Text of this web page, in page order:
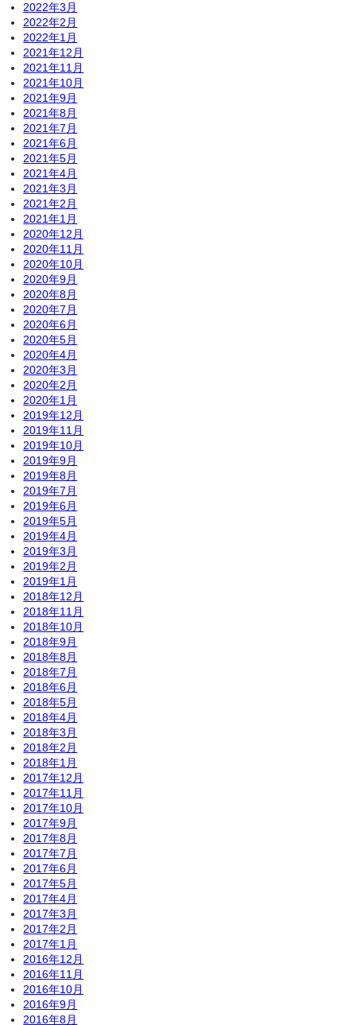
2022年3月
2022年2月
2022年1月
2021年12月
2021年11月
2021年10月
2021年9月
2021年8月
2021年7月
2021年6月
2021年5月
2021年4月
2021年3月
2021年2月
2021年1月
2020年12月
2020年11月
2020年10月
2020年9月
2020年8月
2020年7月
2020年6月
2020年5月
2020年4月
2020年3月
2020年2月
2020年1月
2019年12月
2019年11月
2019年10月
2019年9月
2019年8月
2019年7月
2019年6月
2019年5月
2019年4月
2019年3月
2019年2月
2019年1月
2018年12月
2018年11月
2018年10月
2018年9月
2018年8月
2018年7月
2018年6月
2018年5月
2018年4月
2018年3月
2018年2月
2018年1月
2017年12月
2017年11月
2017年10月
2017年9月
2017年8月
2017年7月
2017年6月
2017年5月
2017年4月
2017年3月
2017年2月
2017年1月
2016年12月
2016年11月
2016年10月
2016年9月
2016年8月